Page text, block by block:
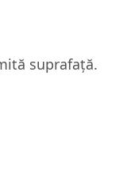
suprafață.